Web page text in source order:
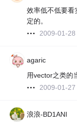
效率低不低要
定的。
2009-01-28
agaric
用vector之类的
2009-01-27
浪浪-BD1ANI